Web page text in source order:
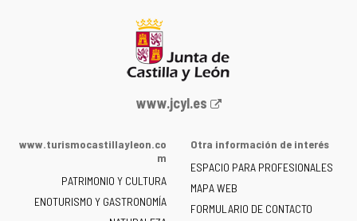
Portal
la
de
Castilla
www.jcyl.es
www.turismocastillayleon.co
m
PATRIMONIO Y CULTURA
ENOTURISMO Y GASTRONOMÍA
Otra información de interés
ESPACIO PARA PROFESIONALES
MAPA WEB
FORMULARIO DE CONTACTO